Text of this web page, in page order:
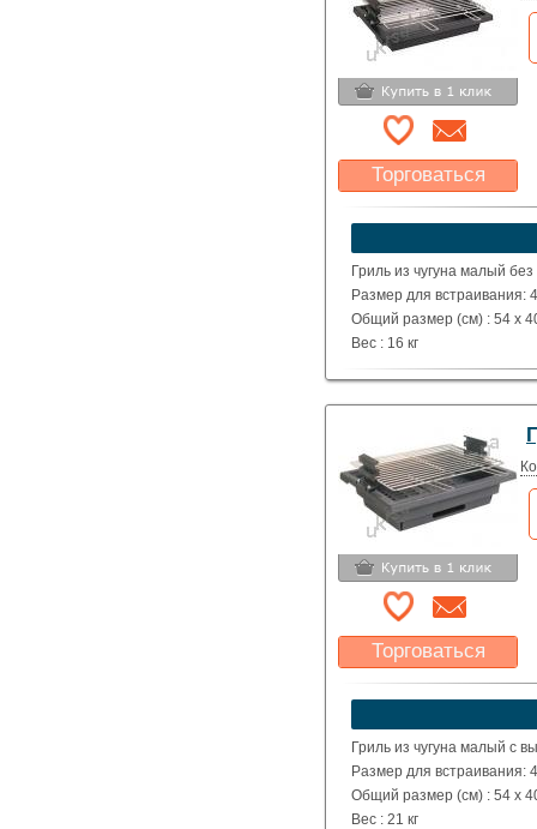
Торговаться
Какая цена Вас
устроит?
Гриль из чугуна малый
Размер для встраивания:
Общий размер (см) : 54 x
Вес : 16 кг
Торговаться
Какая цена Вас
устроит?
Гриль из чугуна малый с
Размер для встраивания:
Общий размер (см) : 54 x
Вес : 21 кг